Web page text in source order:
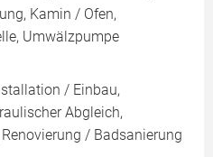
Kamin / Ofen,
Umwälzpumpe
/ Einbau,
Abgleich,
/ Badsanierung